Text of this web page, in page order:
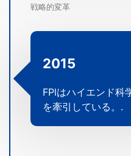
2015
FPlはハイエンド科
を牽引している。.
戦略的変革